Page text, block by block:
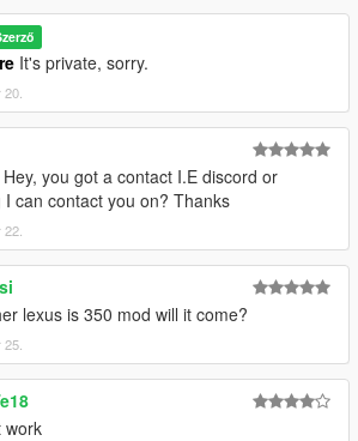
It's private, sorry.
Hey, you got a contact I.E discord or
I can contact you on? Thanks
lexus is 350 mod will it come?
work